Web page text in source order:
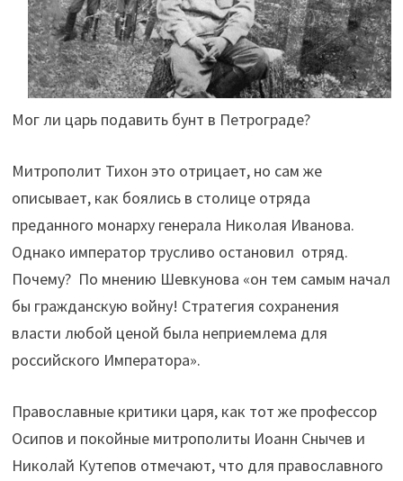
Мог ли царь подавить бунт в Петрограде?
Митрополит Тихон это отрицает, но сам же
описывает, как боялись в столице отряда
преданного монарху генерала Николая Иванова.
Однако император трусливо остановил отряд.
Почему? По мнению Шевкунова «он тем самым начал
бы гражданскую войну! Стратегия сохранения
власти любой ценой была неприемлема для
российского Императора».
Православные критики царя, как тот же профессор
Осипов и покойные митрополиты Иоанн Снычев и
Николай Кутепов отмечают, что для православного